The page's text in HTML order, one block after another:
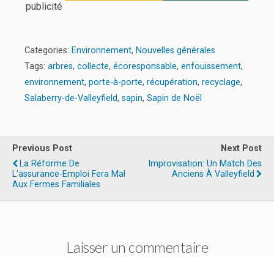
publicité
Categories: Environnement, Nouvelles générales
Tags: arbres, collecte, écoresponsable, enfouissement,
environnement, porte-à-porte, récupération, recyclage,
Salaberry-de-Valleyfield, sapin, Sapin de Noël
Previous Post
La Réforme De
L'assurance-Emploi Fera Mal
Aux Fermes Familiales
Next Post
Improvisation: Un Match Des
Anciens À Valleyfield
Laisser un commentaire